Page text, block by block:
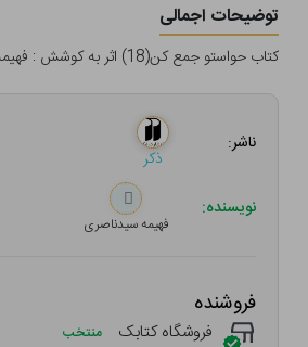
توضیحات اجمالی
کتاب حواستو جمع کن(18) اثر به کوشش : فهیمه سیدناصری نشر ذکر
ناشر:
ذکر
نویسنده:
فهیمه سیدناصری
فروشنده
فروشگاه کتابک منتخب